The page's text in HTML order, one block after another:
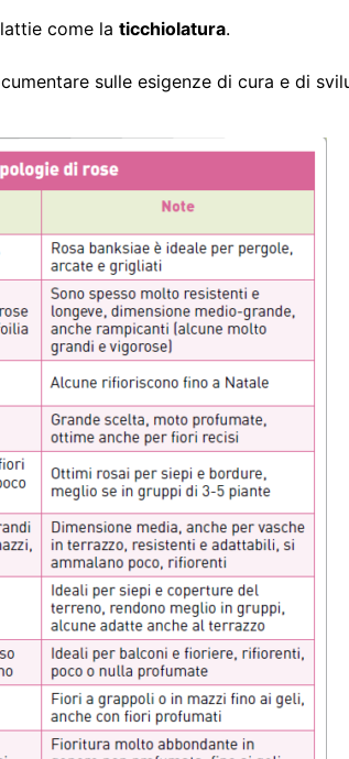
come la ticchiolatura.
sulle esigenze di cura e di